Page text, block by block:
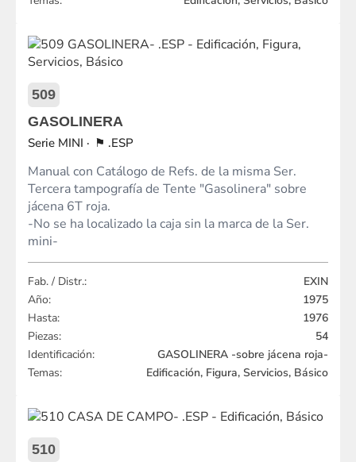
509
GASOLINERA
MINI
.ESP
Manual con Catálogo de Refs. de la misma Ser.
Tercera tampografía de Tente "Gasolinera" sobre
jácena 6T roja.
-No se ha localizado la caja sin la marca de la Ser.
mini-
Fab. / Distr.:
EXIN
Año:
1975
Hasta:
1976
Piezas:
54
Identificación:
GASOLINERA -sobre jácena roja-
Temas:
Edificación, Figura, Servicios, Básico
510